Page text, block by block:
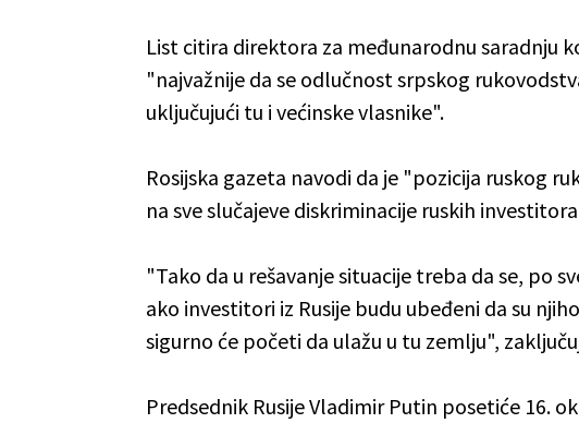
List citira direktora za međunarodnu saradnju
"najvažnije da se odlučnost srpskog
uključujući tu i većinske vlasnike".
Rosijska gazeta navodi da je "pozicija ruskog
na sve slučajeve diskriminacije ruskih
"Tako da u rešavanje situacije treba da se, po
ako investitori iz Rusije budu ubeđeni da su
sigurno će početi da ulažu u tu zemlju",
Predsednik Rusije Vladimir Putin posetiće 16.